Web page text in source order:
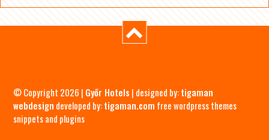
© Copyright 2026 | Győr Hotels | designed by:tigaman
webdesign developed by:tigaman.com free wordpress themes
snippets and plugins